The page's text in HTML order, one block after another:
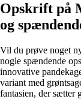
Opskrift på
og
Vil du prøve noget
nogle spændende
innovative
variant med
fantasien, der sætter